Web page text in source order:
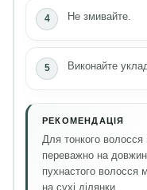
Не змивайте.
Виконайте
РЕКОМЕНДАЦІЯ
Для тонкого волосся
переважно на
пухнастого волосся
на сухі ділянки.